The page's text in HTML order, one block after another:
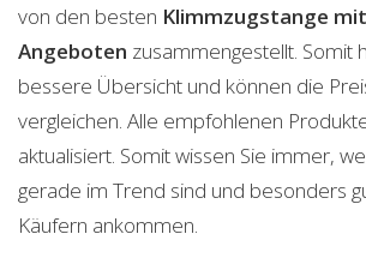
von den besten Klimmzugstange
Angeboten zusammengestellt. Somit
bessere Übersicht und können die
vergleichen. Alle empfohlenen
aktualisiert. Somit wissen Sie immer,
gerade im Trend sind und besonders
Käufern ankommen.